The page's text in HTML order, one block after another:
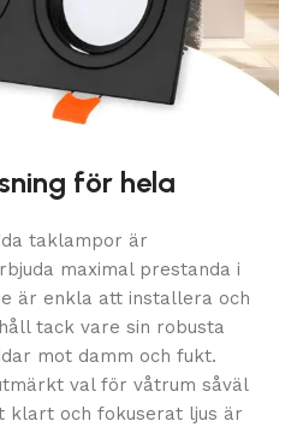
för hela
taklampor är
maximal prestanda i
är enkla att installera och
tack vare sin robusta
mot damm och fukt.
val för våtrum såväl
klart och fokuserat ljus är